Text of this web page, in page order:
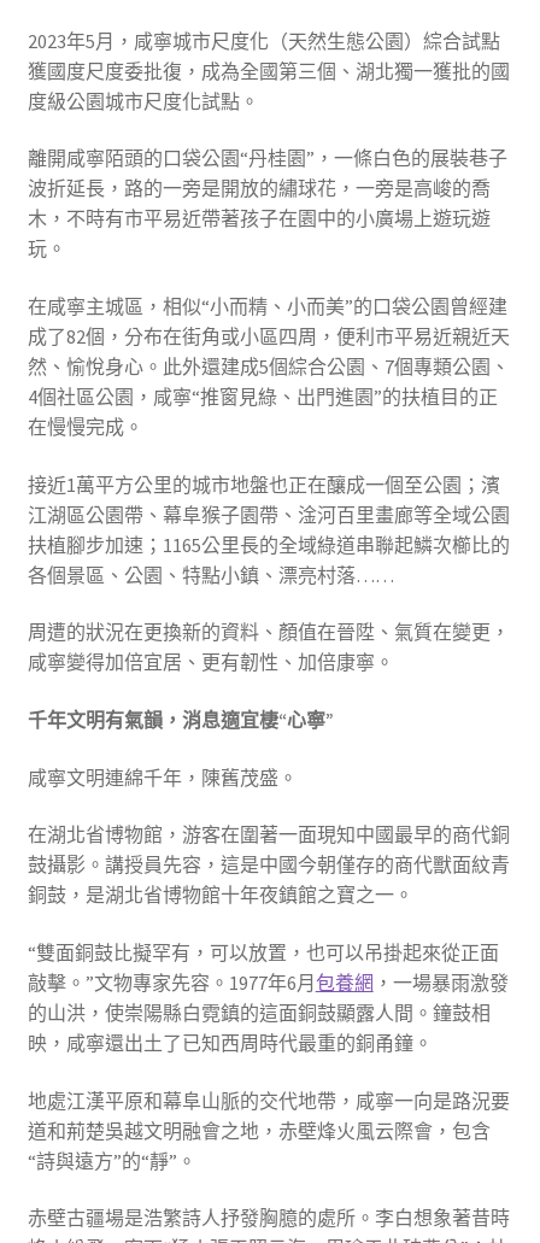
2023年5月，咸寧城市尺度化（天然生態公園）綜合試點
獲國度尺度委批復，成為全國第三個、湖北獨一獲批的國
度級公園城市尺度化試點。
離開咸寧陌頭的口袋公園“丹桂園”，一條白色的展裝巷子
波折延長，路的一旁是開放的繡球花，一旁是高峻的喬
木，不時有市平易近帶著孩子在園中的小廣場上遊玩遊
玩。
在咸寧主城區，相似“小而精、小而美”的口袋公園曾經建
成了82個，分布在街角或小區四周，便利市平易近親近天
然、愉悅身心。此外還建成5個綜合公園、7個專類公園、
4個社區公園，咸寧“推窗見綠、出門進園”的扶植目的正
在慢慢完成。
接近1萬平方公里的城市地盤也正在釀成一個至公園；濱
江湖區公園帶、幕阜猴子園帶、淦河百里畫廊等全域公園
扶植腳步加速；1165公里長的全域綠道串聯起鱗次櫛比的
各個景區、公園、特點小鎮、漂亮村落……
周遭的狀況在更換新的資料、顏值在晉陞、氣質在變更，
咸寧變得加倍宜居、更有韌性、加倍康寧。
千年文明有氣韻，消息適宜棲“心寧”
咸寧文明連綿千年，陳舊茂盛。
在湖北省博物館，游客在圍著一面現知中國最早的商代銅
鼓攝影。講授員先容，這是中國今朝僅存的商代獸面紋青
銅鼓，是湖北省博物館十年夜鎮館之寶之一。
“雙面銅鼓比擬罕有，可以放置，也可以吊掛起來從正面
敲擊。”文物專家先容。1977年6月包養網 ，一場暴雨激發
的山洪，使崇陽縣白霓鎮的這面銅鼓顯露人間。鐘鼓相
映，咸寧還出土了已知西周時代最重的銅甬鐘。
地處江漢平原和幕阜山脈的交代地帶，咸寧一向是路況要
道和荊楚吳越文明融會之地，赤壁烽火風云際會，包含
“詩與遠方”的“靜”。
赤壁古疆場是浩繁詩人抒發胸臆的處所。李白想象著昔時